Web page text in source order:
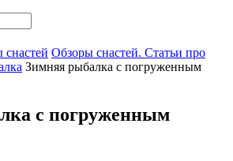
Обзоры снастей. Статьи про
Зимняя рыбалка с погруженным
с погруженным